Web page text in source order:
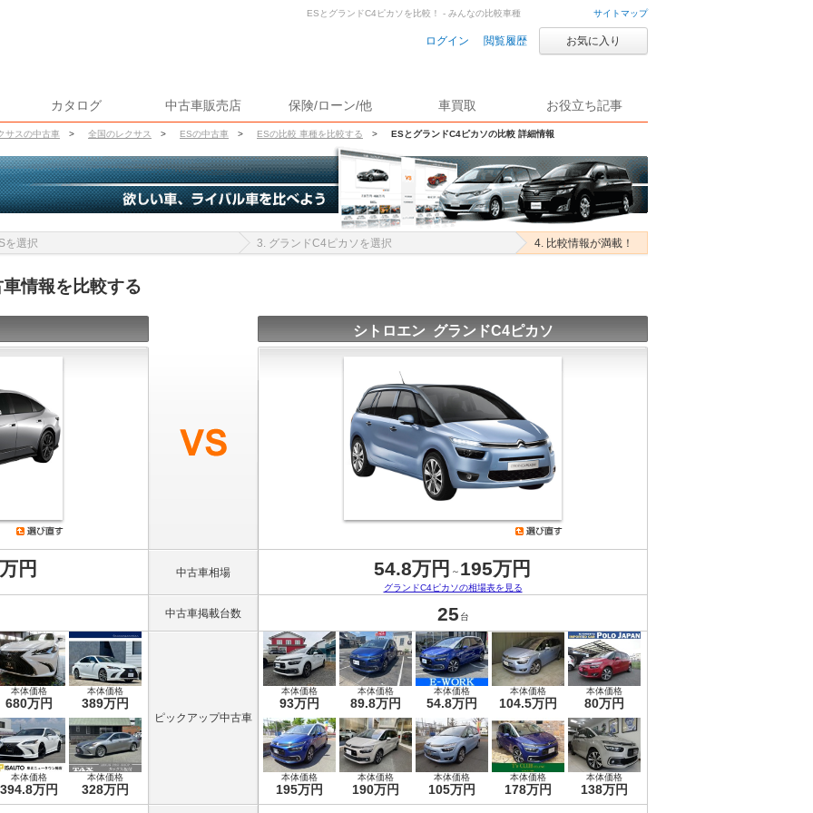
サイトマップ
ログイン 閲覧履歴 お気に入り
カタログ 中古車販売店 保険/ローン/他 車買取 お役立ち記事
サスの中古車 > 全国のレクサス > ESの中古車 > ESの比較 車種を比較する > ESとグランドC4ピカソの比較 詳細情報
ESとグランドC4ピカソを比較！ - みんなの比較車種
を選択 3. グランドC4ピカソを選択 4. 比較情報が満載！
情報を比較する
シトロエン グランドC4ピカソ
円 中古車相場 54.8万円 ～ 195万円
グランドC4ピカソの相場表を見る
中古車掲載台数 25 台
本体価格
680万円
本体価格
389万円
本体価格
394.8万円
本体価格
328万円
ピックアップ中古車
本体価格
93万円
本体価格
89.8万円
本体価格
54.8万円
本体価格
104.5万円
本体価格
80万円
本体価格
195万円
本体価格
190万円
本体価格
105万円
本体価格
178万円
本体価格
138万円